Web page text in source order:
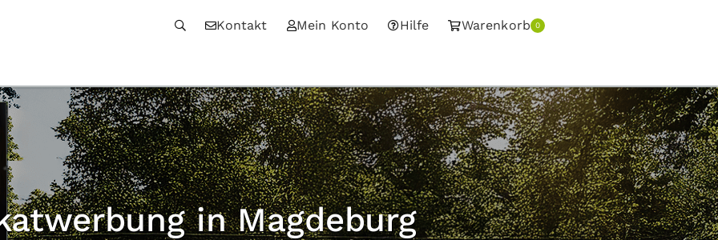
Kontakt Mein Konto Hilfe Warenkorb 0
in Magdeburg